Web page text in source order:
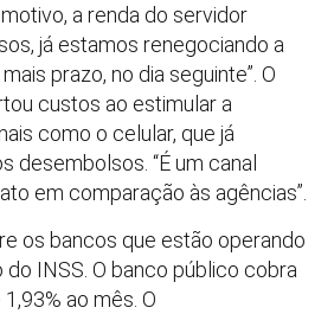
a renda do servidor
já estamos renegociando a
prazo, no dia seguinte”. O
custos ao estimular a
como o celular, que já
desembolsos. “É um canal
em comparação às agências”.
os bancos que estão operando
INSS. O banco público cobra
ao mês. O